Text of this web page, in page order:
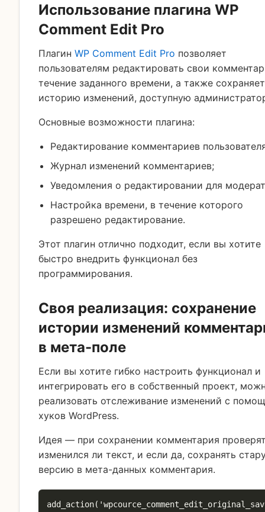
Использование плагина WP
Comment Edit Pro
Плагин WP Comment Edit Pro позволяет
пользователям редактировать свои
течение заданного времени, а также сохраняет
историю изменений, доступную
Основные возможности плагина:
Редактирование комментариев
Журнал изменений комментариев;
Уведомления о редактировании для
Настройка времени, в течение которого
разрешено редактирование.
Этот плагин отлично подходит, если вы хотите
быстро внедрить функционал без
программирования.
Своя реализация: сохранение
истории изменений
в мета-поле
Если вы хотите гибко настроить функционал и
интегрировать его в собственный проект,
реализовать отслеживание изменений с
хуков WordPress.
Идея — при сохранении комментария
изменился ли текст, и если да, сохранять
версию в мета-данных комментария.